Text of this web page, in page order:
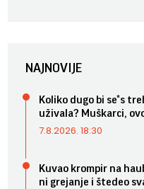
NAJNOVIJE
Koliko dugo bi se*s
uživala? Muškarci,
7.8.2026. 18:30
Kuvao krompir na
ni grejanje i štedeo